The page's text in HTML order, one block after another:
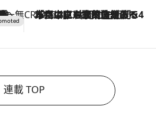
所へ
で体験 CREA'S CHOICE
2026.8.7
「立川にも歌舞伎があるんだよ」 片岡仁左衛門・市川中車ら豪華座組みで4年目の立川立飛歌舞伎へ
連載 TOP